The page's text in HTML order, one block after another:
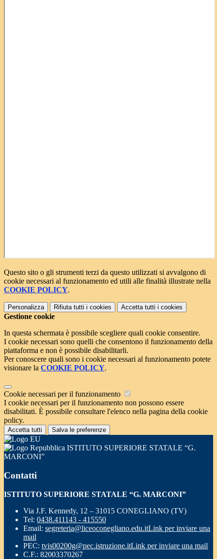
Questo sito o gli strumenti terzi da questo utilizzati si avvalgono di
cookie necessari al funzionamento ed utili alle finalità illustrate nella
COOKIE POLICY.
Personalizza Rifiuta tutti i cookies Accetta tutti i cookies
Gestione cookie
In questa schermata è possibile scegliere quali cookie consentire.
I cookie necessari sono quelli che consentono il funzionamento della
piattaforma e non è possibile disabilitarli.
Per conoscere quali sono i cookie necessari al funzionamento potete
visionare la COOKIE POLICY.
Cookie necessari per il funzionamento
I cookie necessari per il funzionamento non possono essere
disabilitati. È possibile consultare l'elenco nella pagina della cookie
policy.
Accetta tutti Salva le preferenze
ISTITUTO SUPERIORE STATALE “G.
MARCONI”
Contatti
ISTITUTO SUPERIORE STATALE “G. MARCONI”
Via J.F. Kennedy, 12 – 31015 CONEGLIANO (TV)
Tel: 0438.411143 - 415550
Email: segreteria@liceoconegliano.edu.itLink per inviare una
mail
PEC: tvis00200g@pec.istruzione.itLink per inviare una mail
C.F.: 82003370267